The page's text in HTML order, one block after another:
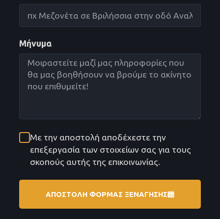
Μήνυμα
Με την αποστολή αποδέχεστε την
επεξεργασία των στοιχείων σας για τους
σκοπούς αυτής της επικοινωνίας.
ΑΠΟΣΤΟΛΗ ΦΟΡΜΑΣ ΞΕΝΑΓΗΣΗΣ